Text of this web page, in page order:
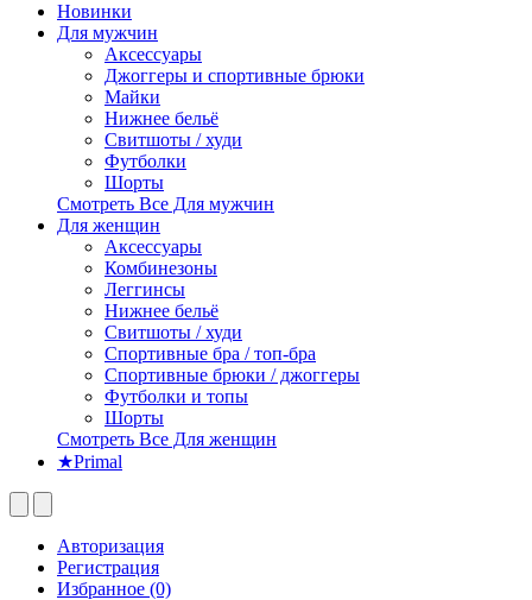
Новинки
Для мужчин
Аксессуары
Джоггеры и спортивные брюки
Майки
Нижнее бельё
Свитшоты / худи
Футболки
Шорты
Смотреть Все Для мужчин
Для женщин
Аксессуары
Комбинезоны
Леггинсы
Нижнее бельё
Свитшоты / худи
Спортивные бра / топ-бра
Спортивные брюки / джоггеры
Футболки и топы
Шорты
Смотреть Все Для женщин
★Primal
Авторизация
Регистрация
Избранное (0)